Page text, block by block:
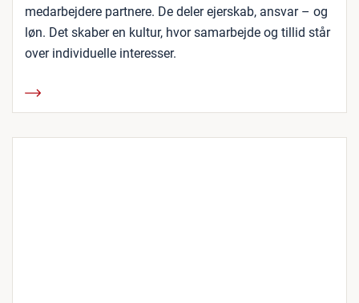
medarbejdere partnere. De deler ejerskab, ansvar – og
løn. Det skaber en kultur, hvor samarbejde og tillid står
over individuelle interesser.